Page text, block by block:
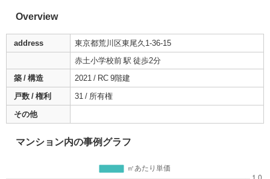
Overview
address 東京都荒川区東尾久1-36-15
赤土小学校前 駅 徒歩2分
築 / 構造 2021 / RC 9階建
戸数 / 権利 31 / 所有権
その他
マンション内の事例グラフ